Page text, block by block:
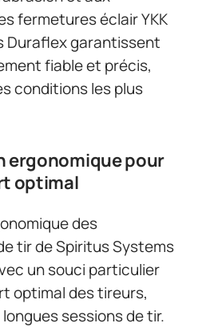
fermetures éclair YKK
Duraflex garantissent
fiable et précis,
conditions les plus
ergonomique pour
optimal
des
tir de Spiritus Systems
un souci particulier
optimal des tireurs,
sessions de tir.